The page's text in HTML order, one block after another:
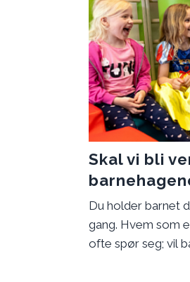
Skal vi bli
Du holder barnet
gang. Hvem som
ofte spør seg; vil